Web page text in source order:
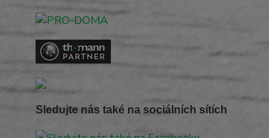
Sledujte nás také na sociálních sítích